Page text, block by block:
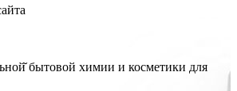
бытовой химии и косметики для